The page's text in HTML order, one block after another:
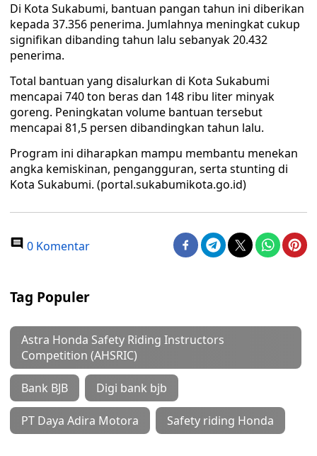
Di Kota Sukabumi, bantuan pangan tahun ini diberikan
kepada 37.356 penerima. Jumlahnya meningkat cukup
signifikan dibanding tahun lalu sebanyak 20.432
penerima.
Total bantuan yang disalurkan di Kota Sukabumi
mencapai 740 ton beras dan 148 ribu liter minyak
goreng. Peningkatan volume bantuan tersebut
mencapai 81,5 persen dibandingkan tahun lalu.
Program ini diharapkan mampu membantu menekan
angka kemiskinan, pengangguran, serta stunting di
Kota Sukabumi. (portal.sukabumikota.go.id)
0 Komentar
Tag Populer
Astra Honda Safety Riding Instructors
Competition (AHSRIC)
Bank BJB Digi bank bjb
PT Daya Adira Motora Safety riding Honda